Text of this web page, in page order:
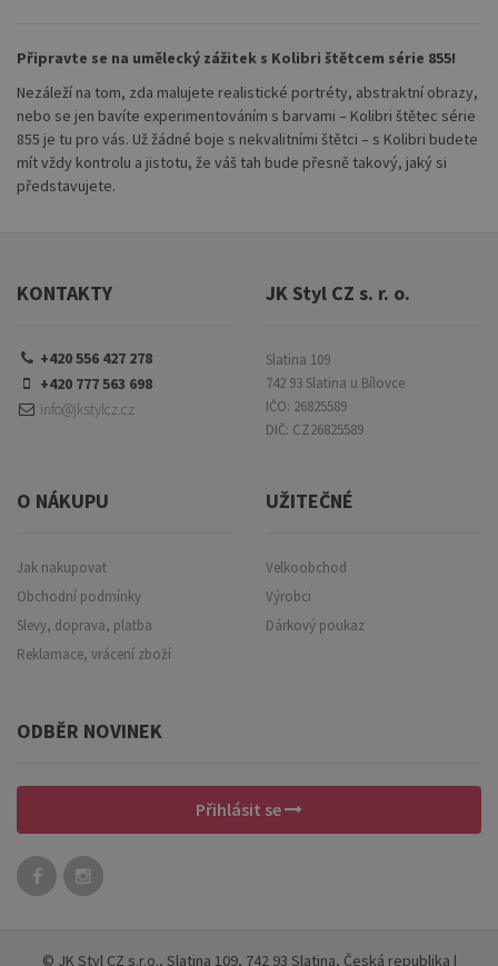
Připravte se na umělecký zážitek s Kolibri štětcem série 855!
Nezáleží na tom, zda malujete realistické portréty, abstraktní obrazy,
nebo se jen bavíte experimentováním s barvami – Kolibri štětec série
855 je tu pro vás. Už žádné boje s nekvalitními štětci – s Kolibri budete
mít vždy kontrolu a jistotu, že váš tah bude přesně takový, jaký si
představujete.
KONTAKTY
+420 556 427 278
+420 777 563 698
info@jkstylcz.cz
JK Styl CZ s. r. o.
Slatina 109
742 93 Slatina u Bílovce
IČO: 26825589
DIČ: CZ26825589
O NÁKUPU
Jak nakupovat
Obchodní podmínky
Slevy, doprava, platba
Reklamace, vrácení zboží
UŽITEČNÉ
Velkoobchod
Výrobci
Dárkový poukaz
ODBĚR NOVINEK
Přihlásit se
© JK Styl CZ s.r.o., Slatina 109, 742 93 Slatina, Česká republika |